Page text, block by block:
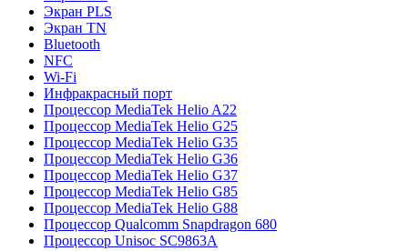
Экран PLS
Экран TN
Bluetooth
NFC
Wi-Fi
Инфракрасный порт
Процессор MediaTek Helio A22
Процессор MediaTek Helio G25
Процессор MediaTek Helio G35
Процессор MediaTek Helio G36
Процессор MediaTek Helio G37
Процессор MediaTek Helio G85
Процессор MediaTek Helio G88
Процессор Qualcomm Snapdragon 680
Процессор Unisoc SC9863A